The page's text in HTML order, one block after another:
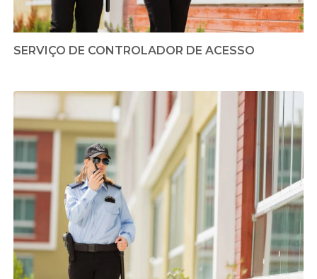
SERVIÇO DE CONTROLADOR DE ACESSO